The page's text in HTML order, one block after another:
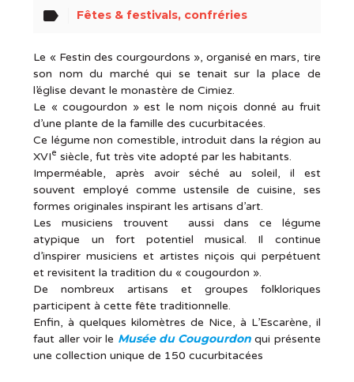
label Fêtes & festivals, confréries
Le « Festin des courgourdons », organisé en mars, tire
son nom du marché qui se tenait sur la place de
l’église devant le monastère de Cimiez.
Le « cougourdon » est le nom niçois donné au fruit
d’une plante de la famille des cucurbitacées.
Ce légume non comestible, introduit dans la région au
XVIe siècle, fut très vite adopté par les habitants.
Imperméable, après avoir séché au soleil, il est
souvent employé comme ustensile de cuisine, ses
formes originales inspirant les artisans d’art.
Les musiciens trouvent aussi dans ce légume
atypique un fort potentiel musical. Il continue
d’inspirer musiciens et artistes niçois qui perpétuent
et revisitent la tradition du « cougourdon ».
De nombreux artisans et groupes folkloriques
participent à cette fête traditionnelle.
Enfin, à quelques kilomètres de Nice, à L’Escarène, il
faut aller voir le Musée du Cougourdon qui présente
une collection unique de 150 cucurbitacées